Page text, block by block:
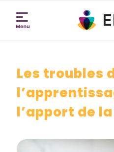
Les troubles
l’apport de